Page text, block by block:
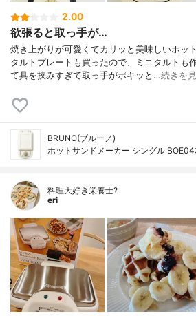
2.00
欲張ると取っ手が…
焼き上がりが可愛くてカリッと美味しいホッ
タルトプレートも買ったので、ミニタルトも
て具を挟みすぎて取っ手がポキッと…続きを
BRUNO(ブルーノ)
ホットサンドメーカー シングル
料理大好き栄養士?
eri